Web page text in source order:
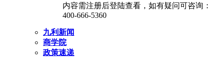
内容需注册后登陆查看，如有疑问可咨询：
400-666-5360
九利新闻
商学院
政策速递